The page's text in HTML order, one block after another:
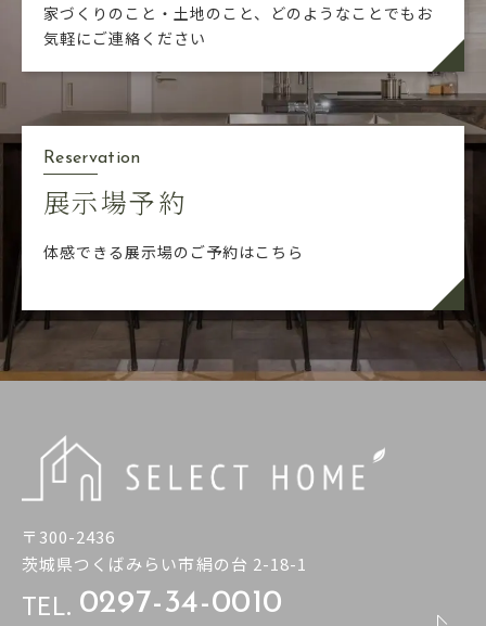
家づくりのこと・土地のこと、どのようなことでも お
気軽にご連絡ください
Reservation
展示場予約
体感できる展示場のご予約はこちら
〒300-2436
茨城県つくばみらい市絹の台 2-18-1
TEL. 0297-34-0010